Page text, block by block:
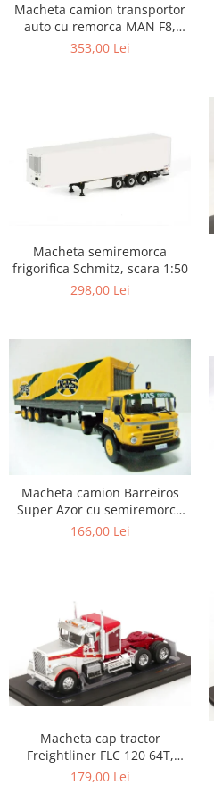
Macheta camion transportor
auto cu remorca MAN F8,
scara 1:43
353,00 Lei
Macheta semiremorca
frigorifica Schmitz, scara 1:50
298,00 Lei
Macheta camion Barreiros
Super Azor cu semiremorca
cu prelata, scara 1:43
166,00 Lei
Macheta cap tractor
Freightliner FLC 120 64T,
scara 1:43
179,00 Lei